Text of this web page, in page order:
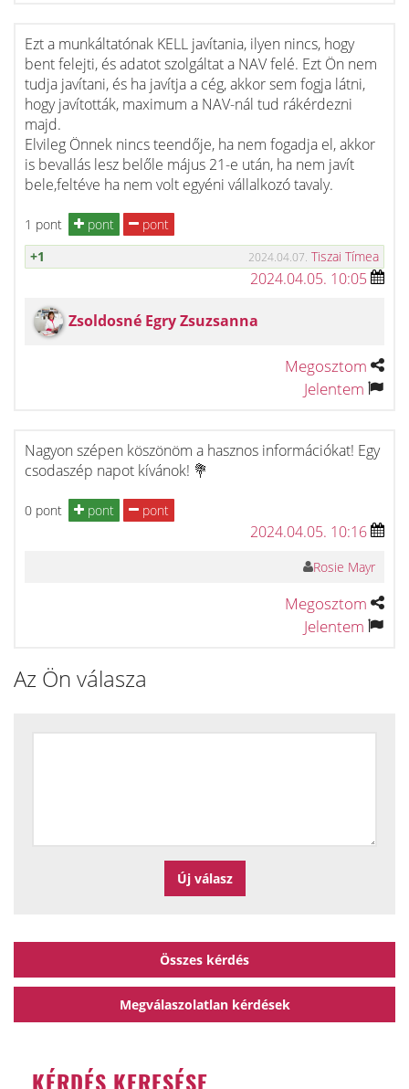
Ezt a munkáltatónak KELL javítania, ilyen nincs, hogy
bent felejti, és adatot szolgáltat a NAV felé. Ezt Ön nem
tudja javítani, és ha javítja a cég, akkor sem fogja látni,
hogy javították, maximum a NAV-nál tud rákérdezni
majd.
Elvileg Önnek nincs teendője, ha nem fogadja el, akkor
is bevallás lesz belőle május 21-e után, ha nem javít
bele,feltéve ha nem volt egyéni vállalkozó tavaly.
1 pont pont
pont
+1
2024.04.07. Tiszai Tímea
2024.04.05. 10:05
Zsoldosné Egry Zsuzsanna
Megosztom
Jelentem
Nagyon szépen köszönöm a hasznos információkat! Egy
csodaszép napot kívánok! 💐
0 pont pont pont
2024.04.05. 10:16
Rosie Mayr
Megosztom
Jelentem
Az Ön válasza
Összes kérdés
Megválaszolatlan kérdések
KÉRDÉS KERESÉSE